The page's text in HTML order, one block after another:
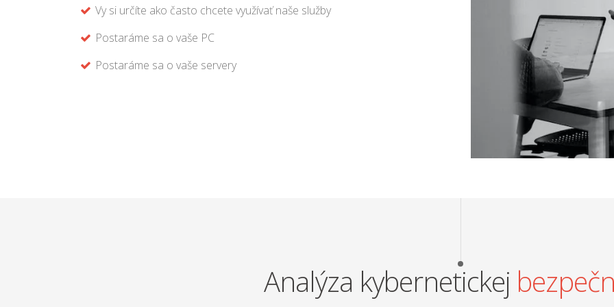
Vy si určíte ako často chcete využívať naše služby
Postaráme sa o vaše PC
Postaráme sa o vaše servery
Analýza kybernetickej